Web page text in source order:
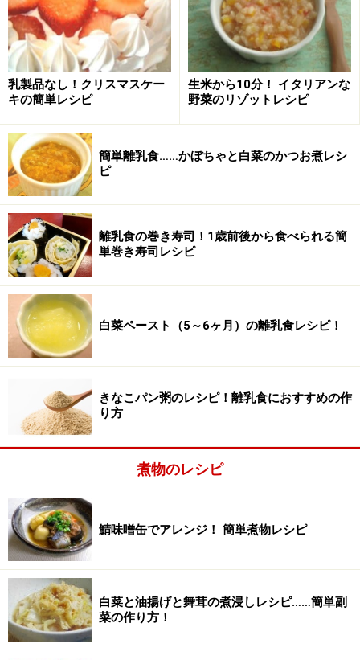
て、つぶし具合を調整しましょう。）
3
ーストをほどよくのばします。
乳製品なし！クリスマスケー
キの簡単レシピ
生米から10分！ イタリアンな
野菜のリゾットレシピ
簡単離乳食……かぼちゃと白菜のかつお煮レシ
ピ
離乳食の巻き寿司！1歳前後から食べられる簡
単巻き寿司レシピ
白菜ペースト（5～6ヶ月）の離乳食レシピ！
きなこパン粥のレシピ！離乳食におすすめの作
り方
煮物のレシピ
鯖味噌缶でアレンジ！ 簡単煮物レシピ
白菜と油揚げと舞茸の煮浸しレシピ……簡単副
菜の作り方！